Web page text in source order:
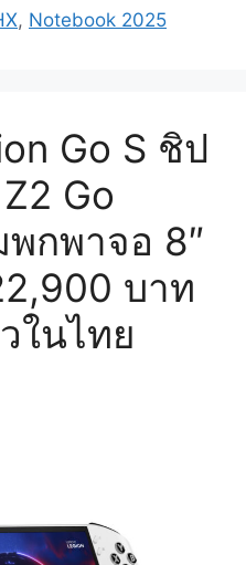
, Notebook 2025
Go S ชิป
Go
พกพาจอ 8″
บาท
ในไทย